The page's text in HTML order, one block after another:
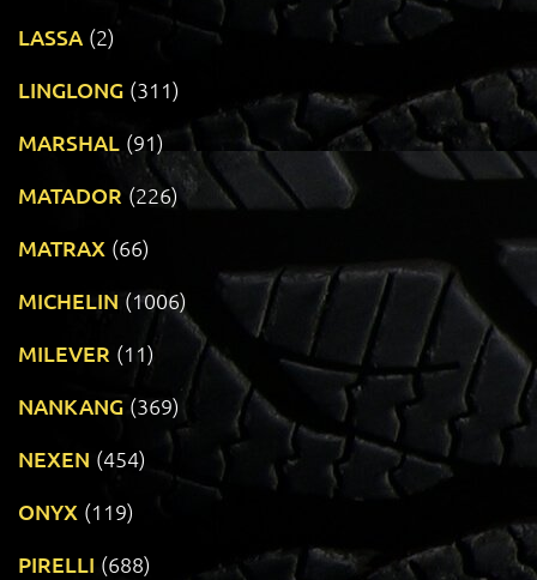
LASSA (2)
LINGLONG (311)
MARSHAL (91)
MATADOR (226)
MATRAX (66)
MICHELIN (1006)
MILEVER (11)
NANKANG (369)
NEXEN (454)
ONYX (119)
PIRELLI (688)